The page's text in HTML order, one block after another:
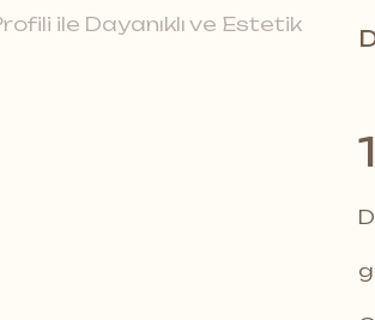
ile Dayanıklı ve Estetik